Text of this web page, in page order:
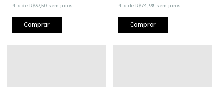
4 x de R$37,50 sem juros
Comprar
4 x de R$74,98 sem juros
Comprar